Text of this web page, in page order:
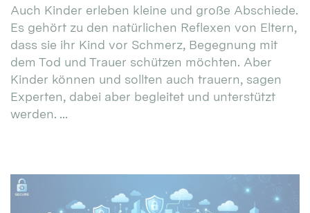
Auch Kinder erleben kleine und große Abschiede.
Es gehört zu den natürlichen Reflexen von Eltern,
dass sie ihr Kind vor Schmerz, Begegnung mit
dem Tod und Trauer schützen möchten. Aber
Kinder können und sollten auch trauern, sagen
Experten, dabei aber begleitet und unterstützt
werden. ...